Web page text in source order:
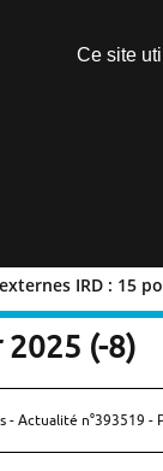
IRD : 15
IRD
(-8)
- Actualité n°393519 -
Ce site